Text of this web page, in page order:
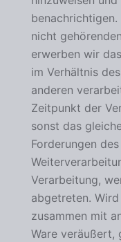
nicht
erwerben wir
im Verhältnis
anderen
Zeitpunkt der
sonst das
Forderungen
Verarbeitung,
abgetreten.
zusammen mit
Ware veräußert,